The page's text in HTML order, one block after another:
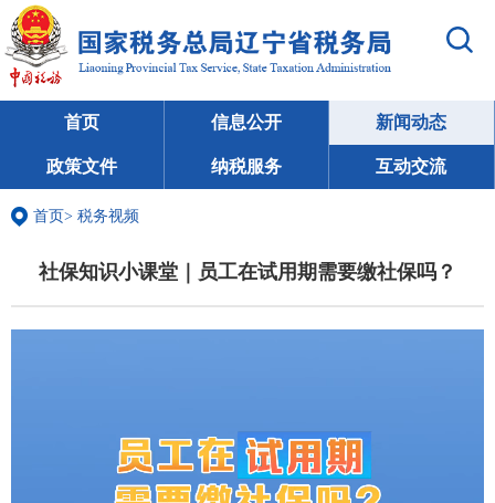
首页 信息公开 新闻动态
政策文件 纳税服务 互动交流
首页> 税务视频
社保知识小课堂｜员工在试用期需要缴社保吗？